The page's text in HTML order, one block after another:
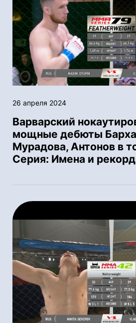
26 апреля 2024
Варварский
мощные дебюты
Мурадова, Антонов в
Серия: Имена и